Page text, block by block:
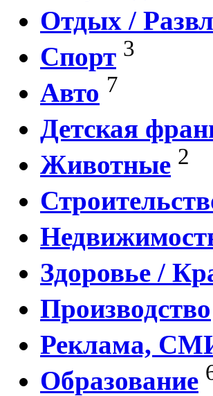
Отдых /
Спорт 3
Авто 7
Детская
Животные 2
Здоровье /
Производство
Реклама,
Образование